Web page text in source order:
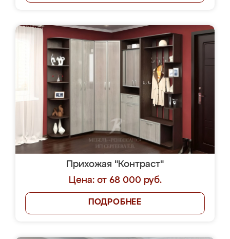
Прихожая "Контраст"
Цена: от 68 000 руб.
ПОДРОБНЕЕ